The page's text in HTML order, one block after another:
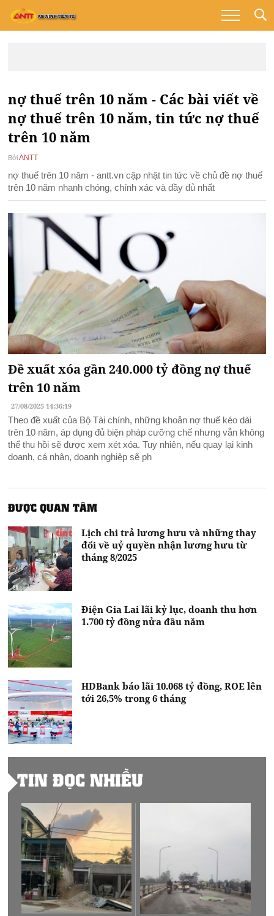
nợ thuế trên 10 năm - Các bài viết về
nợ thuế trên 10 năm, tin tức nợ thuế
trên 10 năm
Bởi ANTT
nợ thuế trên 10 năm - antt.vn cập nhật tin tức về chủ đề nợ thuế
trên 10 năm nhanh chóng, chính xác và đầy đủ nhất
Đề xuất xóa gần 240.000 tỷ đồng nợ thuế
trên 10 năm
27/08/2025 14:36:19
Theo đề xuất của Bộ Tài chính, những khoản nợ thuế kéo dài
trên 10 năm, áp dụng đủ biện pháp cưỡng chế nhưng vẫn không
thể thu hồi sẽ được xem xét xóa. Tuy nhiên, nếu quay lại kinh
doanh, cá nhân, doanh nghiệp sẽ ph
ĐƯỢC QUAN TÂM
Lịch chi trả lương hưu và những thay
đổi về uỷ quyền nhận lương hưu từ
tháng 8/2025
Điện Gia Lai lãi kỷ lục, doanh thu hơn
1.700 tỷ đồng nửa đầu năm
HDBank báo lãi 10.068 tỷ đồng, ROE lên
tới 26,5% trong 6 tháng
TIN ĐỌC NHIỀU